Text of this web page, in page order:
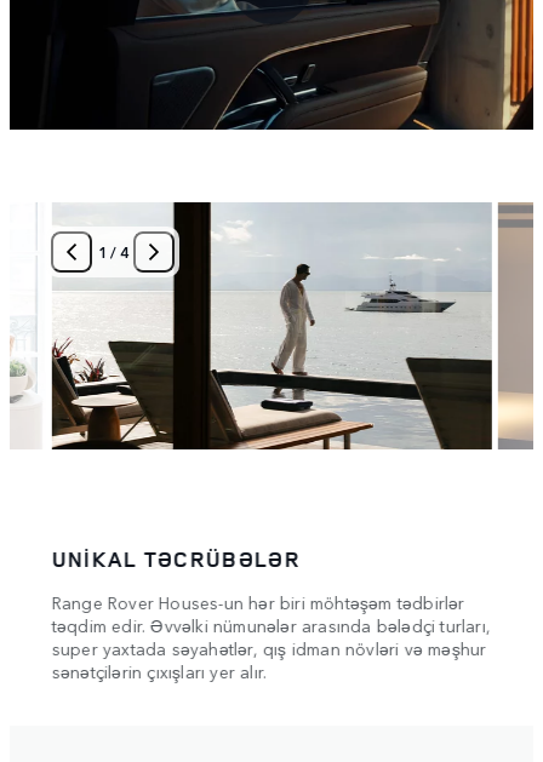
UNİKAL TƏCRÜBƏLƏR
Range Rover Houses-un hər biri möhtəşəm tədbirlər
təqdim edir. Əvvəlki nümunələr arasında bələdçi turları,
super yaxtada səyahətlər, qış idman növləri və məşhur
sənətçilərin çıxışları yer alır.
1 /4